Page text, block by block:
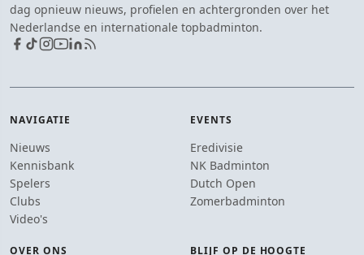
dag opnieuw nieuws, profielen en achtergronden over het
Nederlandse en internationale topbadminton.
NAVIGATIE
Nieuws
Kennisbank
Spelers
Clubs
Video's
EVENTS
Eredivisie
NK Badminton
Dutch Open
Zomerbadminton
OVER ONS BLIJF OP DE HOOGTE